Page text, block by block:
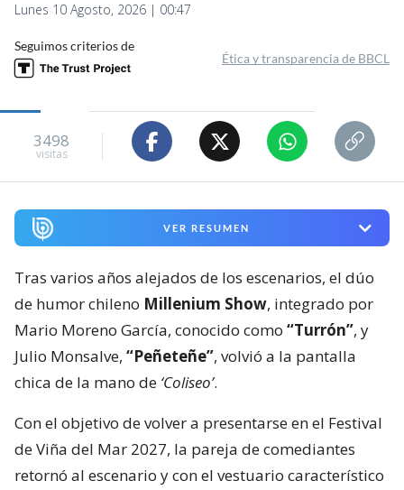
Lunes 10 Agosto, 2026 | 00:47
Seguimos criterios de
Ética y transparencia de BBCL
3498
visitas
VER RESUMEN
Tras varios años alejados de los escenarios, el dúo
de humor chileno Millenium Show, integrado por
Mario Moreno García, conocido como “Turrón”, y
Julio Monsalve, “Peñeteñe”, volvió a la pantalla
chica de la mano de ‘Coliseo’.
Con el objetivo de volver a presentarse en el Festival
de Viña del Mar 2027, la pareja de comediantes
retornó al escenario y con el vestuario característico